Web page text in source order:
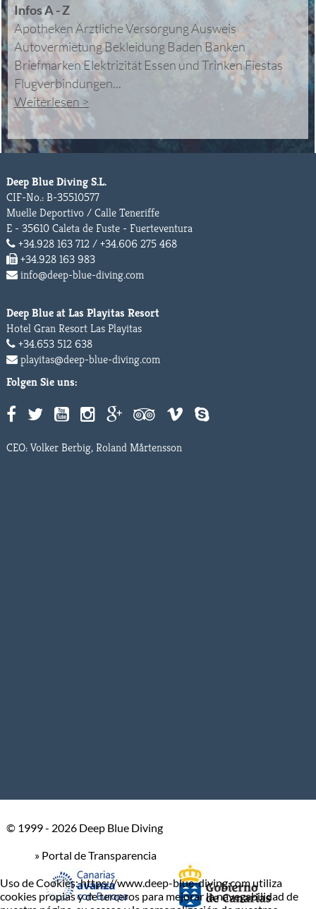
Infos A - Z
Apotheken Ärztliche Versorgung Ausweis
Autovermietung Bekleidung Baden Banken
Briefmarken Elektrizität Essen und Trinken Fiestas
Flugverbindungen...
Weiterlesen >
Deep Blue Diving S.L.
CIF-No.: B-35510577
Muelle Deportivo / Calle Teneriffe
E - 35610 Caleta de Fuste - Fuerteventura
+34.928 163 712 / +34.606 275 468
+34.928 163 983
info@deep-blue-diving.com
Deep Blue at Las Playitas Resort
Hotel Gran Resort Las Playitas
+34.653 512 638
playitas@deep-blue-diving.com
Folgen Sie uns:
CEO: Volker Berbig, Roland Mårtensson
© 1999 - 2026 Deep Blue Diving
» Portal de Transparencia
Uso de Cookies: https://www.deep-blue-diving.com utiliza
cookies propias y de terceros para mejorar la navegabilidad de